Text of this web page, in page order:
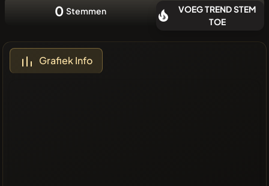
0 Stemmen
VOEG TREND STEM
TOE
Grafiek Info